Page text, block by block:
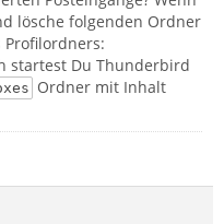
lösche folgenden Ordner
startest Du Thunderbird
Ordner mit Inhalt